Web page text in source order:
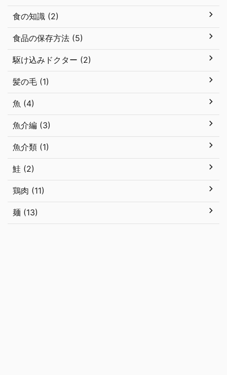
食の知識 (2)
食品の保存方法 (5)
駆け込みドクター (2)
髪の毛 (1)
魚 (4)
魚介編 (3)
魚介類 (1)
鮭 (2)
鶏肉 (11)
麺 (13)